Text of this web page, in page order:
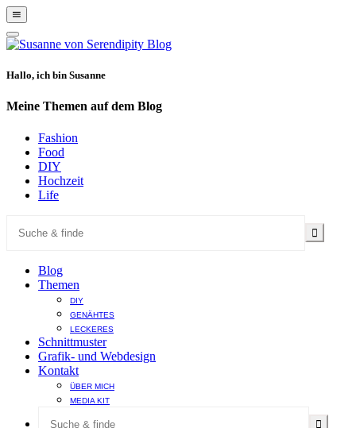
Show
Offscreen
Content
Hide
Offscreen
Hallo, ich bin Susanne
Meine Themen auf dem Blog
Fashion
Food
DIY
Hochzeit
Life
Blog
Themen
DIY
GENÄHTES
LECKERES
Schnittmuster
Grafik- und Webdesign
Kontakt
ÜBER MICH
MEDIA KIT